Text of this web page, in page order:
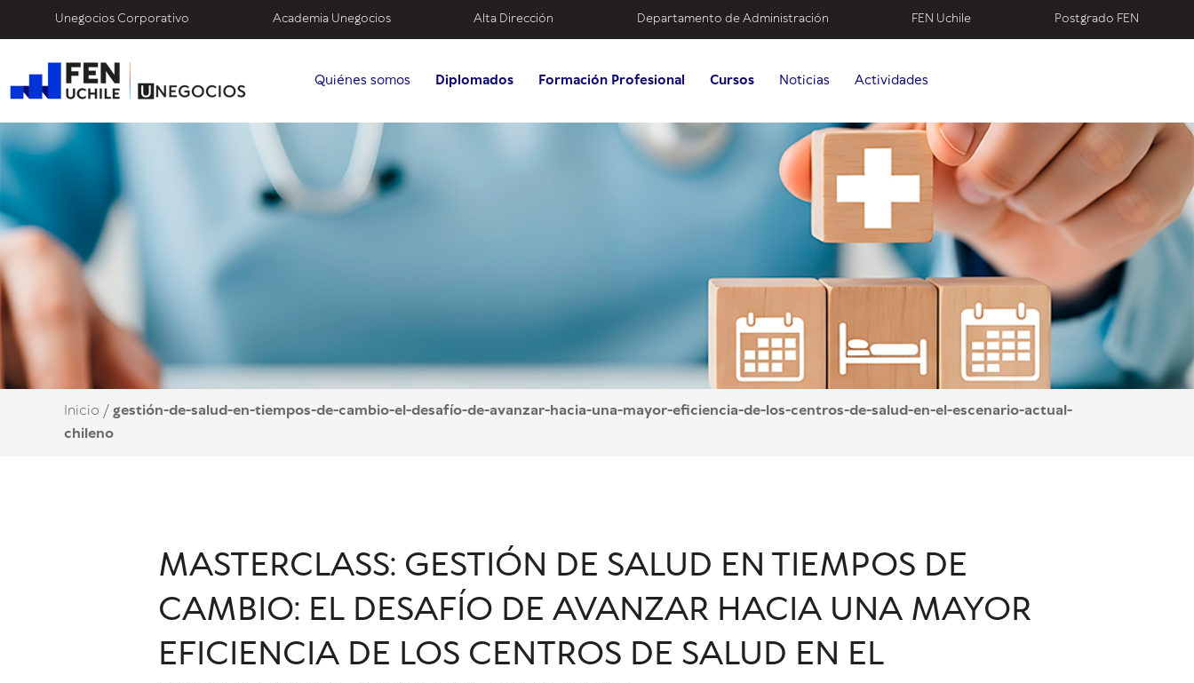
Unegocios Corporativo Academia Unegocios Alta Dirección Departamento de Administración FEN Uchile Postgrado FEN
Quiénes somos Diplomados Formación Profesional Cursos Noticias Actividades
Inicio /gestión-de-salud-en-tiempos-de-cambio-el-desafío-de-avanzar-hacia-una-mayor-eficiencia-de-los-centros-de-salud-en-el-escenario-actual-
chileno
MASTERCLASS: GESTIÓN DE SALUD EN TIEMPOS DE
CAMBIO: EL DESAFÍO DE AVANZAR HACIA UNA MAYOR
EFICIENCIA DE LOS CENTROS DE SALUD EN EL